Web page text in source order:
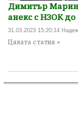
Димитър
анекс с НЗОК до
31.03.2023 15:20:14
Цялата статия »